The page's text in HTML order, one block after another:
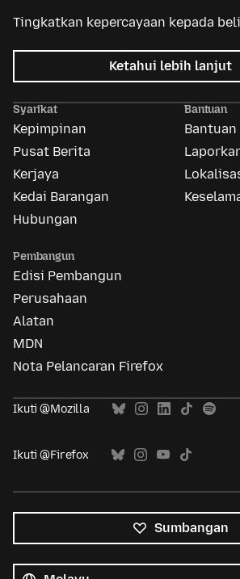
Tingkatkan kepercayaan kepada
Ketahui lebih lanjut
Syarikat
Kepimpinan
Pusat Berita
Kerjaya
Kedai Barangan
Hubungan
Bantuan
Pembangun
Edisi Pembangun
Perusahaan
Alatan
MDN
Nota Pelancaran Firefox
Ikuti @Mozilla
Ikuti @Firefox
Sumbangan
bahasa
Bahasa